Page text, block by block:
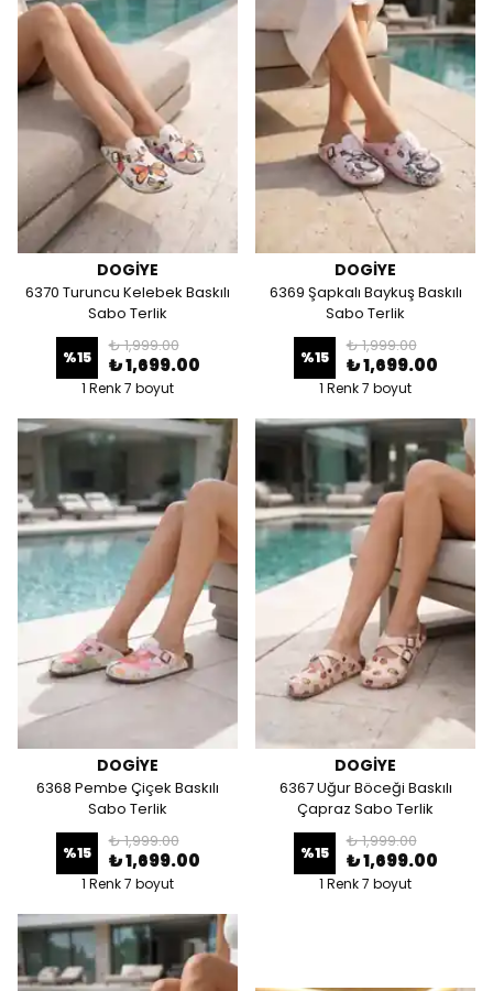
DOGİYE
6370 Turuncu Kelebek Baskılı
Sabo Terlik
%15
₺ 1,999.00
₺ 1,699.00
1 Renk 7 boyut
DOGİYE
6369 Şapkalı Baykuş Baskılı
Sabo Terlik
%15
₺ 1,999.00
₺ 1,699.00
1 Renk 7 boyut
DOGİYE
6368 Pembe Çiçek Baskılı
Sabo Terlik
%15
₺ 1,999.00
₺ 1,699.00
1 Renk 7 boyut
DOGİYE
6367 Uğur Böceği Baskılı
Çapraz Sabo Terlik
%15
₺ 1,999.00
₺ 1,699.00
1 Renk 7 boyut